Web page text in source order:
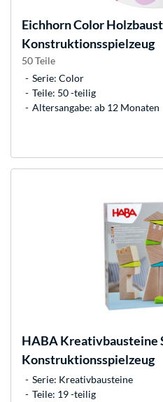
EichhornColor
Konstruktionsspielzeug
50 Teile
Serie: Color
Teile: 50 -teilig
Altersangabe: ab 12 Monaten
HABAKreativbausteine
Konstruktionsspielzeug
Serie: Kreativbausteine
Teile: 19 -teilig